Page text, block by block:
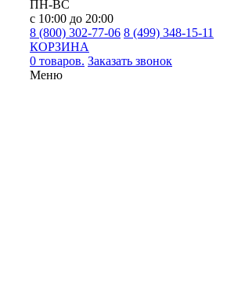
ПН-ВС
с 10:00 до 20:00
8 (800) 302-77-06 8 (499) 348-15-11
КОРЗИНА
0 товаров. Заказать звонок
Меню